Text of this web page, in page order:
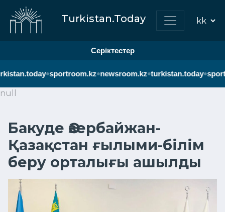
Turkistan.Today
Серіктестер
•sportroom.kz•newsroom.kz•turkistan.today•
null
Бакуде Әзербайжан-
Қазақстан ғылыми-білім
беру орталығы ашылды